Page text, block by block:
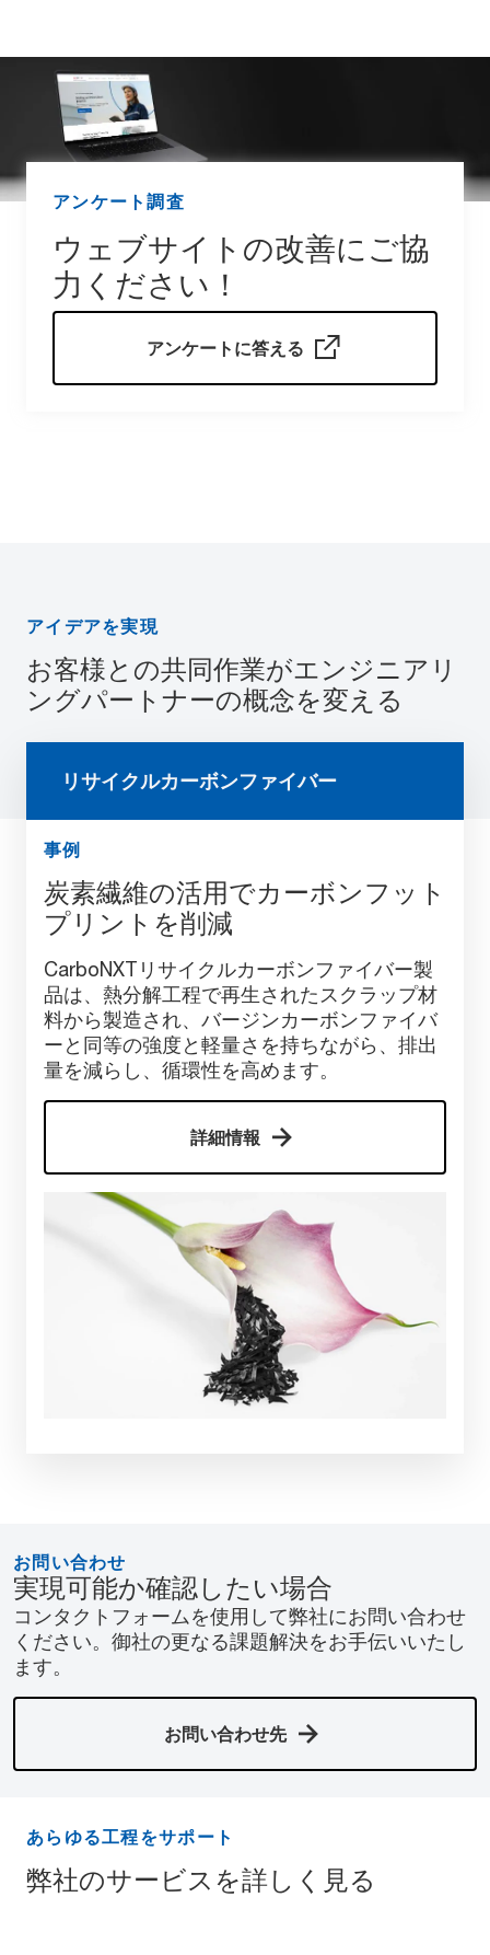
アンケート調査
ウェブサイトの改善にご協
力ください！
アンケートに答える
アイデアを実現
お客様との共同作業がエンジニアリ
ングパートナーの概念を変える
リサイクルカーボンファイバー
事例
炭素繊維の活用でカーボンフット
プリントを削減
CarboNXTリサイクルカーボンファイバー製
品は、熱分解工程で再生されたスクラップ材
料から製造され、バージンカーボンファイバ
ーと同等の強度と軽量さを持ちながら、排出
量を減らし、循環性を高めます。
詳細情報
お問い合わせ
実現可能か確認したい場合
コンタクトフォームを使用して弊社にお問い合わせ
ください。御社の更なる課題解決をお手伝いいたし
ます。
お問い合わせ先
あらゆる工程をサポート
弊社のサービスを詳しく見る